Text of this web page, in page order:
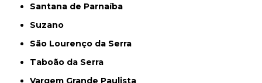
Santana de Parnaíba
Suzano
São Lourenço da Serra
Taboão da Serra
Vargem Grande Paulista